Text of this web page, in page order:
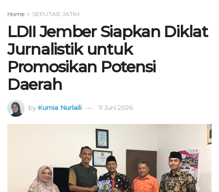
Home SEPUTAR JATIM
LDII Jember Siapkan Diklat
Jurnalistik untuk
Promosikan Potensi
Daerah
by Kurnia Nurlaili 11 Juni 2026